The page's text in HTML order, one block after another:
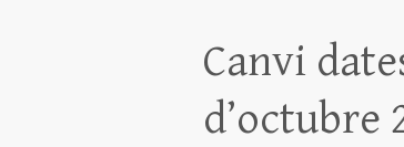
x
Canvi
d’octubre